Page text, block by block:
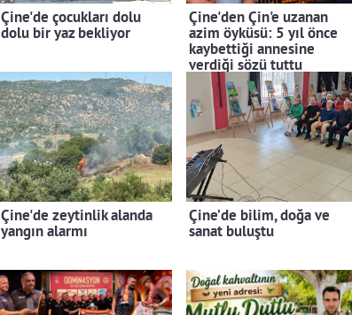
Çine'de çocukları dolu
dolu bir yaz bekliyor
Çine'den Çin'e uzanan
azim öyküsü: 5 yıl önce
kaybettiği annesine
verdiği sözü tuttu
Çine'de zeytinlik alanda
yangın alarmı
Çine’de bilim, doğa ve
sanat buluştu